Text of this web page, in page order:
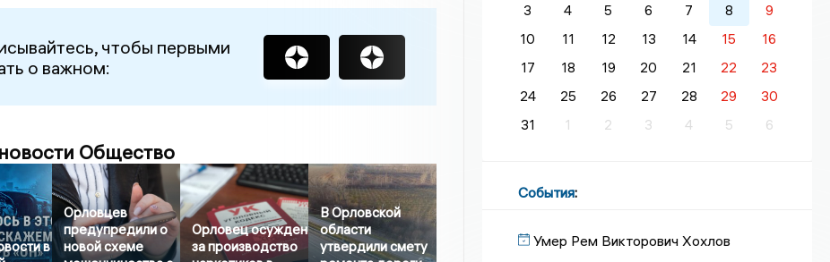
чтобы первыми
о важном:
Общество
в
Орловцев
предупредили о
новой схеме
Орловец осужден
за производство
В Орловской
области
утвердили смету
3
4 5 6 7 8
9
10
11 12 13 14 15
16
17
18 19 20 21 22
23
24
25 26 27 28 29
30
31
1 2 3 4 5 6
События:
Умер Рем Викторович Хохлов